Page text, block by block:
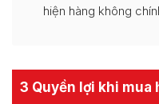
hiện hàng không
3 Quyền lợi khi mua